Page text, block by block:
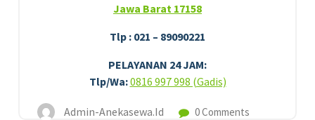
Jawa Barat 17158
Tlp : 021 – 89090221
PELAYANAN 24 JAM:
Tlp/Wa:0816 997 998 (Gadis)
Admin-Anekasewa.id 0 Comments